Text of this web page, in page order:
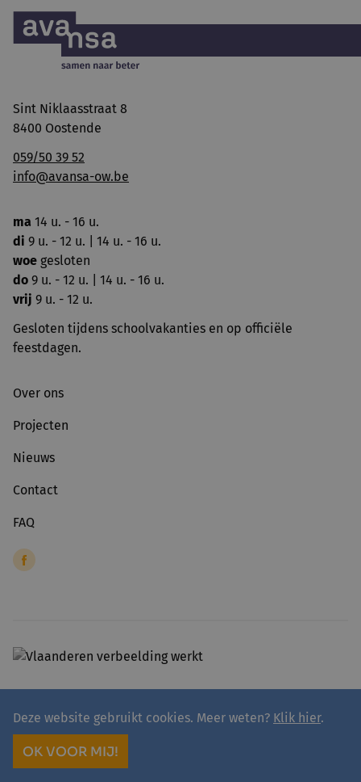
Sint Niklaasstraat 8
8400 Oostende
059/50 39 52
info@avansa-ow.be
ma 14 u. - 16 u.
di 9 u. - 12 u. | 14 u. - 16 u.
woe gesloten
do 9 u. - 12 u. | 14 u. - 16 u.
vrij 9 u. - 12 u.
Gesloten tijdens schoolvakanties en op officiële
feestdagen.
Over ons
Projecten
Nieuws
Contact
FAQ
© 2026 - avansa
Algemene voorwaarden
site by
Deze website gebruikt cookies. Meer weten? Klik hier.
OK VOOR MIJ!